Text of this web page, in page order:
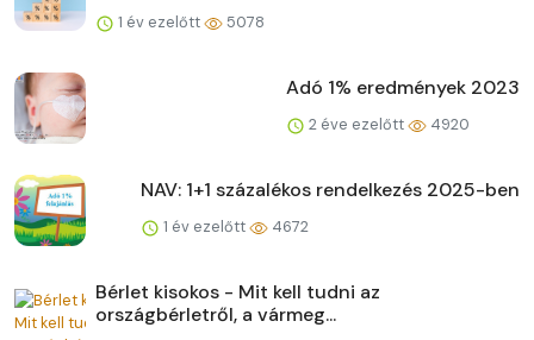
1 év ezelőtt 5078
Adó 1% eredmények 2023
2 éve ezelőtt 4920
NAV: 1+1 százalékos rendelkezés 2025-ben
1 év ezelőtt 4672
Bérlet kisokos - Mit kell tudni az
országbérletről, a vármeg...